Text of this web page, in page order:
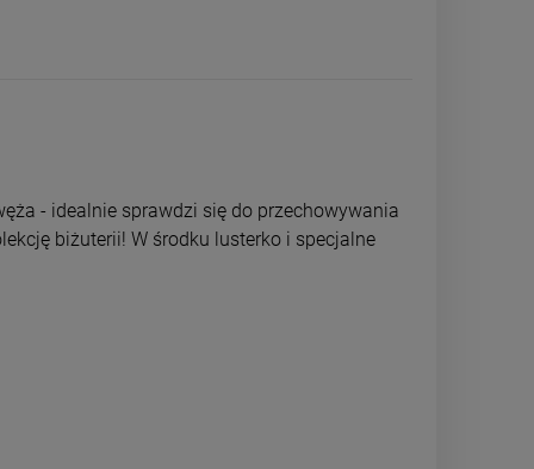
- idealnie sprawdzi się do przechowywania
biżuterii! W środku lusterko i specjalne